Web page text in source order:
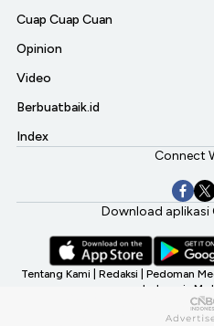
Cuap Cuap Cuan
Opinion
Video
Berbuatbaik.id
Index
Connect
Download aplikasi
Tentang Kami Redaksi Pedoman
Indonesia My
©2026 CNBC Indonesia,